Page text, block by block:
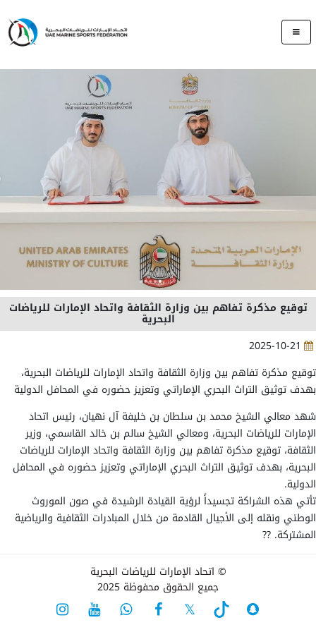
توقيع مذكرة تفاهم بين وزارة الثقافة واتحاد الإمارات للرياضات
البحرية
2025-10-21
توقيع مذكرة تفاهم بين وزارة الثقافة واتحاد الإمارات للرياضات البحرية،
بهدف توثيق التراث البحري الإماراتي وتعزيز حضوره في المحافل الدولية
شهد معالي الشيخ محمد بن سلطان بن خليفة آل نهيان، رئيس اتحاد
الإمارات للرياضات البحرية، ومعالي الشيخ سالم بن خالد القاسمي، وزير
الثقافة، توقيع مذكرة تفاهم بين وزارة الثقافة واتحاد الإمارات للرياضات
البحرية، بهدف توثيق التراث البحري الإماراتي وتعزيز حضوره في المحافل
الدولية.
تأتي هذه الشراكة تجسيداً لرؤية القيادة الرشيدة في صون الموروث
الوطني ونقله إلى الأجيال القادمة من خلال المبادرات الثقافية والرياضية
المشتركة. ??
© اتحاد الإمارات للرياضات البحرية
جميع الحقوق محفوظة 2025